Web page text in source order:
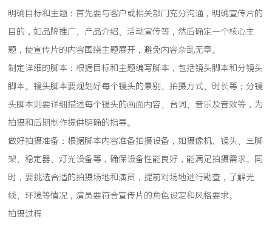
明确目标和主题：首先要与客户或相关部门充分沟通，明确宣传片的
目的，如品牌推广、产品介绍、活动宣传等，然后确定一个核心主
题，使宣传片的内容围绕主题展开，避免内容杂乱无章。
制定详细的脚本：根据目标和主题编写脚本，包括镜头脚本和分镜头
脚本。镜头脚本要规划好每个镜头的景别、拍摄方式、时长等；分镜
头脚本则要详细描述每个镜头的画面内容、台词、音乐及音效等，为
拍摄和后期制作提供明确的指导。
做好拍摄准备：根据脚本内容准备拍摄设备，如摄像机、镜头、三脚
架、稳定器、灯光设备等，确保设备性能良好，能满足拍摄需求。同
时，要挑选合适的拍摄场地和演员，提前对场地进行勘查，了解光
线、环境等情况，演员要符合宣传片的角色设定和风格要求。
拍摄过程